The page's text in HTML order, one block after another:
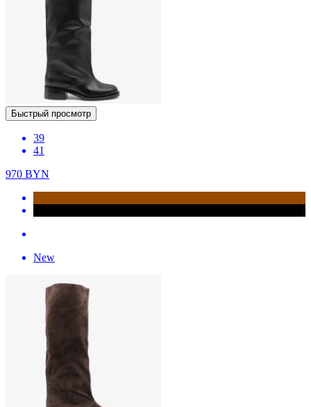
Быстрый просмотр
39
41
970 BYN
New